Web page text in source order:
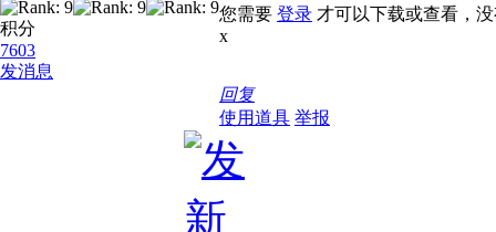
积分
7603
发消息
您需要 登录 才可以下载或查看，
x
回复
使用道具 举报